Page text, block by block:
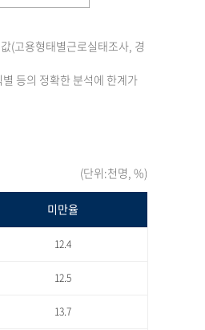
(고용형태별근로실태조사, 경
등의 정확한 분석에 한계가
(단위:천명, %)
미만율
12.4
12.5
13.7